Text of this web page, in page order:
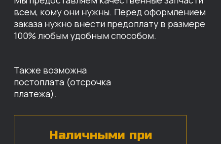
НАШИХ ЗАПЧАСТЕЙ
Оставьте свои контактные данные,
наши специалисты свяжутся с вами,
назовут цены и проконсультируют
БЕСПЛАТНАЯ КОНСУЛЬТАЦИЯ